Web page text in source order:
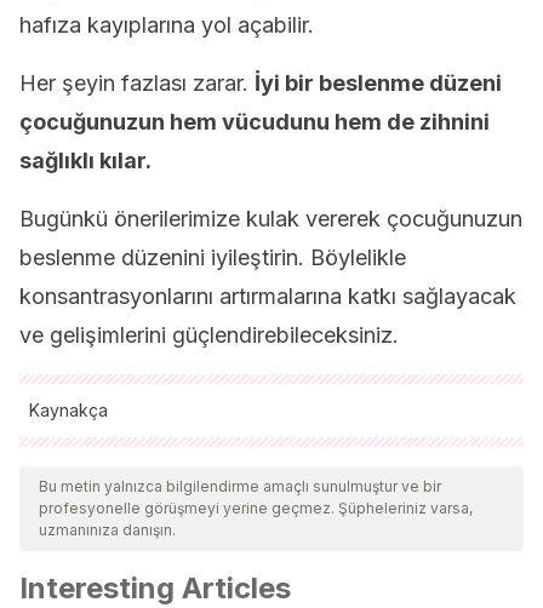
hafıza kayıplarına yol açabilir.
Her şeyin fazlası zarar. İyi bir beslenme düzeni
çocuğunuzun hem vücudunu hem de zihnini
sağlıklı kılar.
Bugünkü önerilerimize kulak vererek çocuğunuzun
beslenme düzenini iyileştirin. Böylelikle
konsantrasyonlarını artırmalarına katkı sağlayacak
ve gelişimlerini güçlendirebileceksiniz.
Kaynakça
Tüm alıntı yapılan kaynaklar, kalitelerini, güvenilirliklerini,
güncelliklerini ve geçerliliklerini sağlamak için ekibimiz
tarafından derinlemesine incelendi. Bu makalenin bibliyografisi
kabul edildi.
Bu metin yalnızca bilgilendirme amaçlı sunulmuştur ve bir
profesyonelle görüşmeyi yerine geçmez. Şüpheleriniz varsa,
uzmanınıza danışın.
Interesting Articles